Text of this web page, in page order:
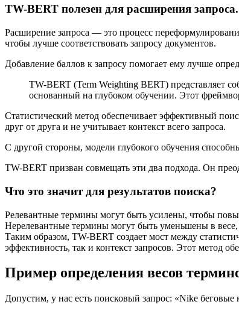
TW-BERT полезен для расширения запроса.
Расширение запроса — это процесс
чтобы лучше соответствовать запросу документов.
Добавление баллов к запросу помогает ему лучше
TW-BERT (Term Weighting BERT) представляет
основанный на глубоком обучении. Этот
Статистический метод обеспечивает эффективный
друг от друга и не учитывает контекст всего запроса.
С другой стороны, модели глубокого обучения
TW-BERT призван совмещать эти два подхода. Он
Что это значит для результатов поиска?
Релевантные термины могут быть усилены, чтобы
Нерелевантные термины могут быть уменьшены в весе,
Таким образом, TW-BERT создает мост между
эффективность, так и контекст запросов. Этот метод
Пример определения весов
Допустим, у нас есть поисковый запрос: «Nike беговые